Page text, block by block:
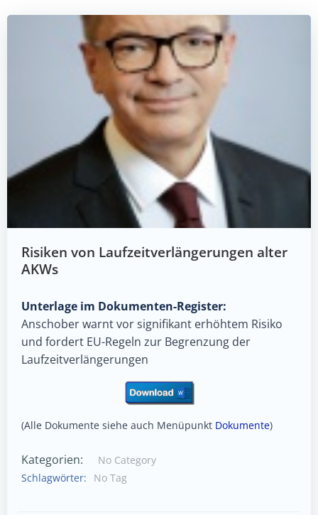
Risiken von Laufzeitverlängerungen alter
AKWs
Unterlage im Dokumenten-Register:
Anschober warnt vor signifikant erhöhtem Risiko
und fordert EU-Regeln zur Begrenzung der
Laufzeitverlängerungen
(Alle Dokumente siehe auch Menüpunkt Dokumente)
Kategorien:
No Category
Schlagwörter:
No Tag